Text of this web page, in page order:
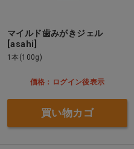
マイルド歯みがきジェル
[asahi]
1本(100g)
価格：ログイン後表示
買い物カゴ